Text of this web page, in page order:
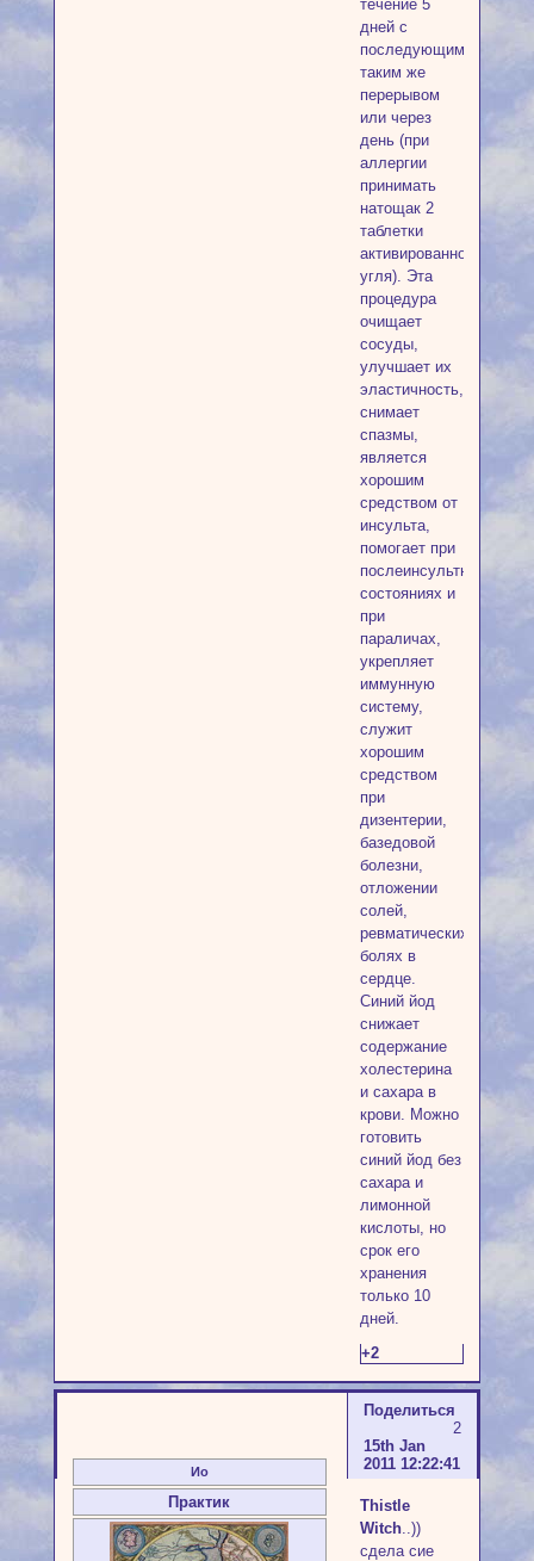
течение 5
дней с
последующим
таким же
перерывом
или через
день (при
аллергии
принимать
натощак 2
таблетки
активированного
угля). Эта
процедура
очищает
сосуды,
улучшает их
эластичность,
снимает
спазмы,
является
хорошим
средством от
инсульта,
помогает при
послеинсультных
состояниях и
при
параличах,
укрепляет
иммунную
систему,
служит
хорошим
средством
при
дизентерии,
базедовой
болезни,
отложении
солей,
ревматических
болях в
сердце.
Синий йод
снижает
содержание
холестерина
и сахара в
крови. Можно
готовить
синий йод без
сахара и
лимонной
кислоты, но
срок его
хранения
только 10
дней.
+2
Поделиться
2
15th Jan
2011 12:22:41
Ио
Практик
Thistle
Witch..))
сдела сие